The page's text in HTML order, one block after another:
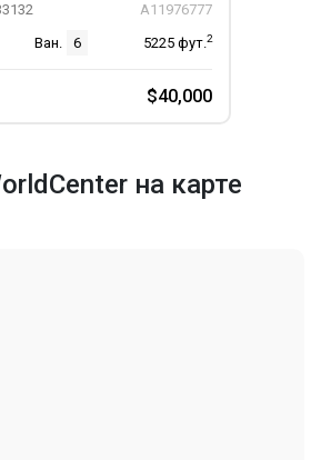
A11976777
Ван. 6 5225 фут.2
$40,000
на карте